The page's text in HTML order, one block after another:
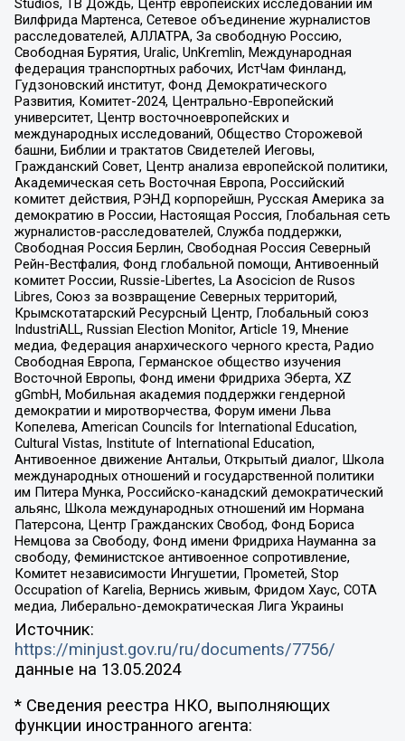
Studios, ТВ Дождь, Центр европейских исследований им
Вилфрида Мартенса, Сетевое объединение журналистов
расследователей, АЛЛАТРА, За свободную Россию,
Свободная Бурятия, Uralic, UnKremlin, Международная
федерация транспортных рабочих, ИстЧам Финланд,
Гудзоновский институт, Фонд Демократического
Развития, Комитет-2024, Центрально-Европейский
университет, Центр восточноевропейских и
международных исследований, Общество Сторожевой
башни, Библии и трактатов Свидетелей Иеговы,
Гражданский Совет, Центр анализа европейской политики,
Академическая сеть Восточная Европа, Российский
комитет действия, РЭНД корпорейшн, Русская Америка за
демократию в России, Настоящая Россия, Глобальная сеть
журналистов-расследователей, Служба поддержки,
Свободная Россия Берлин, Свободная Россия Северный
Рейн-Вестфалия, Фонд глобальной помощи, Антивоенный
комитет России, Russie-Libertes, La Asocicion de Rusos
Libres, Союз за возвращение Северных территорий,
Крымскотатарский Ресурсный Центр, Глобальный союз
IndustriALL, Russian Election Monitor, Article 19, Мнение
медиа, Федерация анархического черного креста, Радио
Свободная Европа, Германское общество изучения
Восточной Европы, Фонд имени Фридриха Эберта, XZ
gGmbH, Мобильная академия поддержки гендерной
демократии и миротворчества, Форум имени Льва
Копелева, American Councils for International Education,
Cultural Vistas, Institute of International Education,
Антивоенное движение Антальи, Открытый диалог, Школа
международных отношений и государственной политики
им Питера Мунка, Российско-канадский демократический
альянс, Школа международных отношений им Нормана
Патерсона, Центр Гражданских Свобод, Фонд Бориса
Немцова за Свободу, Фонд имени Фридриха Науманна за
свободу, Феминистское антивоенное сопротивление,
Комитет независимости Ингушетии, Прометей, Stop
Occupation of Karelia, Вернись живым, Фридом Хаус, СОТА
медиа, Либерально-демократическая Лига Украины
Источник:
https://minjust.gov.ru/ru/documents/7756/
данные на 13.05.2024
* Сведения реестра НКО, выполняющих
функции иностранного агента: